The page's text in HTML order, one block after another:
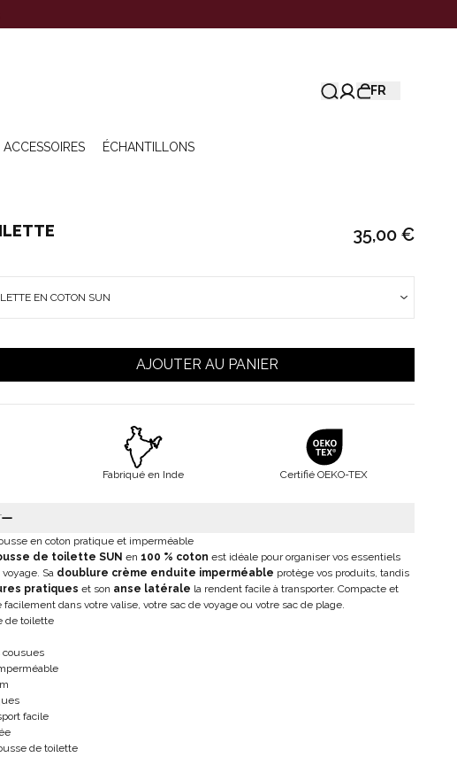
FR
ACCESSOIRES ÉCHANTILLONS
35,00 €
EN COTON SUN
AJOUTER AU PANIER
Fabriqué en Inde Certifié OEKO-TEX
en coton pratique et imperméable
de toilette SUN en 100 % coton est idéale pour organiser vos essentiels
Sa doublure crème enduite imperméable protège vos produits, tandis
pratiques et son anse latérale la rendent facile à transporter. Compacte et
dans votre valise, votre sac de voyage ou votre sac de plage.
de toilette
cousues
facile
de toilette